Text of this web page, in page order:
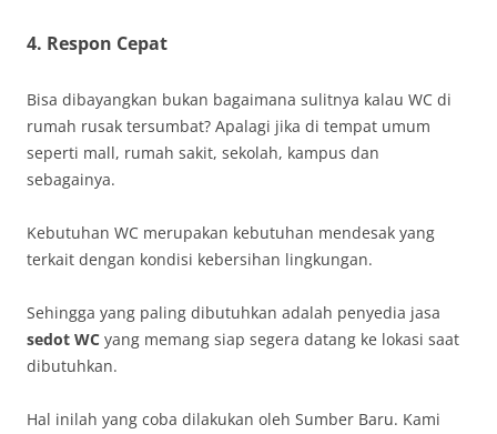
4. Respon Cepat
Bisa dibayangkan bukan bagaimana sulitnya kalau WC di
rumah rusak tersumbat? Apalagi jika di tempat umum
seperti mall, rumah sakit, sekolah, kampus dan
sebagainya.
Kebutuhan WC merupakan kebutuhan mendesak yang
terkait dengan kondisi kebersihan lingkungan.
Sehingga yang paling dibutuhkan adalah penyedia jasa
sedot WC yang memang siap segera datang ke lokasi saat
dibutuhkan.
Hal inilah yang coba dilakukan oleh Sumber Baru. Kami